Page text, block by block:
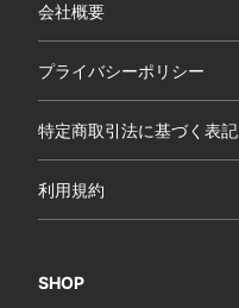
会社概要
プライバシーポリシー
特定商取引法に基づく表記
利用規約
SHOP